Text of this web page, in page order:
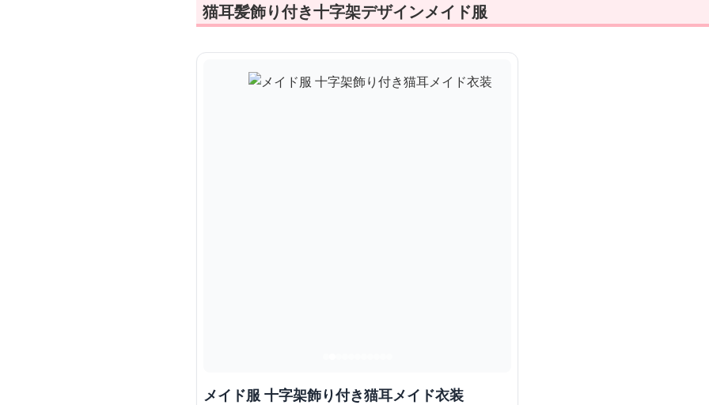
猫耳髪飾り付き十字架デザインメイド服
メイド服 十字架飾り付き猫耳メイド衣装